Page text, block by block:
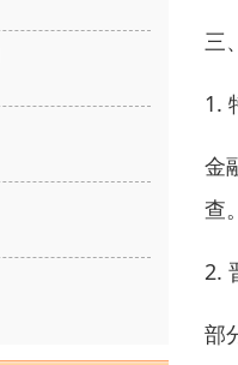
三
1.
金
查
2.
部